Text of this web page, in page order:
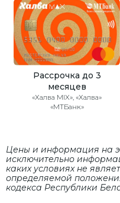
Рассрочка до 3
месяцев
«Халва MIX», «Халва»
«МТБанк»
Цены и информация на
исключительно
каких условиях не
определяемой
кодекса Республики